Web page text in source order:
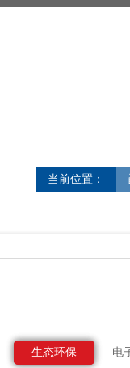
当前位置：
生态环保 电